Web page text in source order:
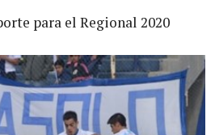
para el Regional 2020